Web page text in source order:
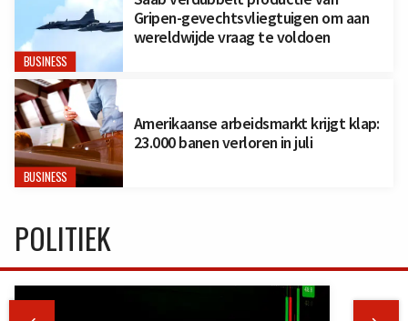
BUSINESS
Gripen-gevechtsvliegtuigen om aan
wereldwijde vraag te voldoen
BUSINESS
Amerikaanse arbeidsmarkt krijgt klap:
23.000 banen verloren in juli
POLITIEK